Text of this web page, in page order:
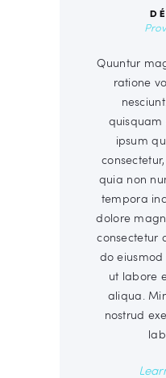
Quuntur
ratione
quisquam
ipsum
quia non
tempora
dolore
consectetur
do
ut labore
aliqua.
nostrud